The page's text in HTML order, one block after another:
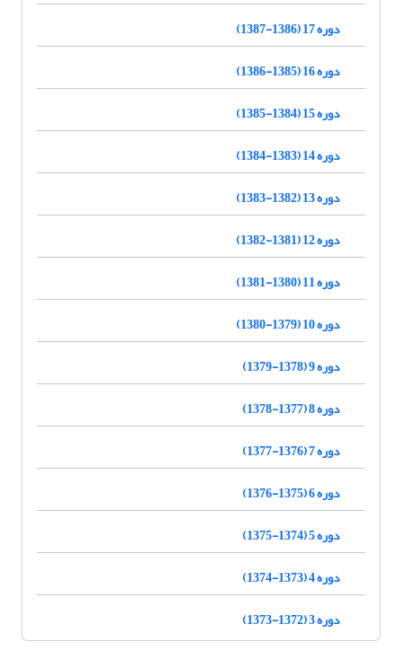
دوره 17 (1386-1387)
دوره 16 (1385-1386)
دوره 15 (1384-1385)
دوره 14 (1383-1384)
دوره 13 (1382-1383)
دوره 12 (1381-1382)
دوره 11 (1380-1381)
دوره 10 (1379-1380)
دوره 9 (1378-1379)
دوره 8 (1377-1378)
دوره 7 (1376-1377)
دوره 6 (1375-1376)
دوره 5 (1374-1375)
دوره 4 (1373-1374)
دوره 3 (1372-1373)